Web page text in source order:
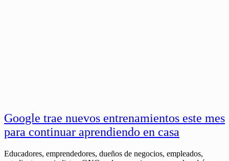
Google trae nuevos entrenamientos este mes
para continuar aprendiendo en casa
Educadores, emprendedores, dueños de negocios, empleados,